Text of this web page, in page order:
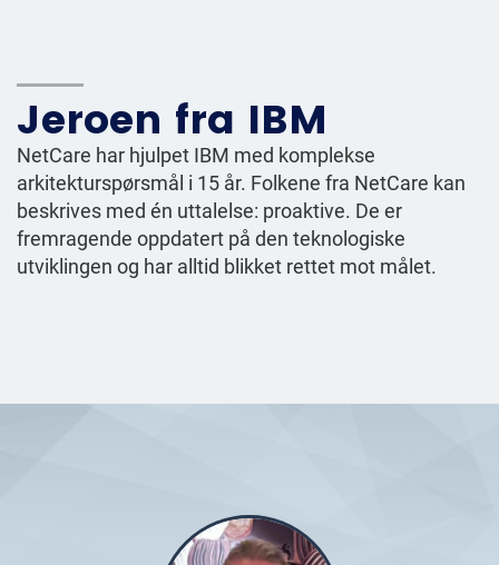
Jeroen fra IBM
NetCare har hjulpet IBM med komplekse
arkitekturspørsmål i 15 år. Folkene fra NetCare kan
beskrives med én uttalelse: proaktive. De er
fremragende oppdatert på den teknologiske
utviklingen og har alltid blikket rettet mot målet.